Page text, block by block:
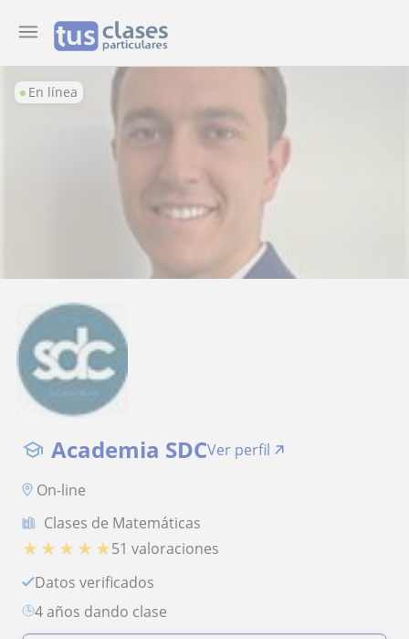
En línea
Academia SDCVer perfil
On-line
Clases de Matemáticas
★ ★ ★ ★ ★51 valoraciones
Datos verificados
4 años dando clase